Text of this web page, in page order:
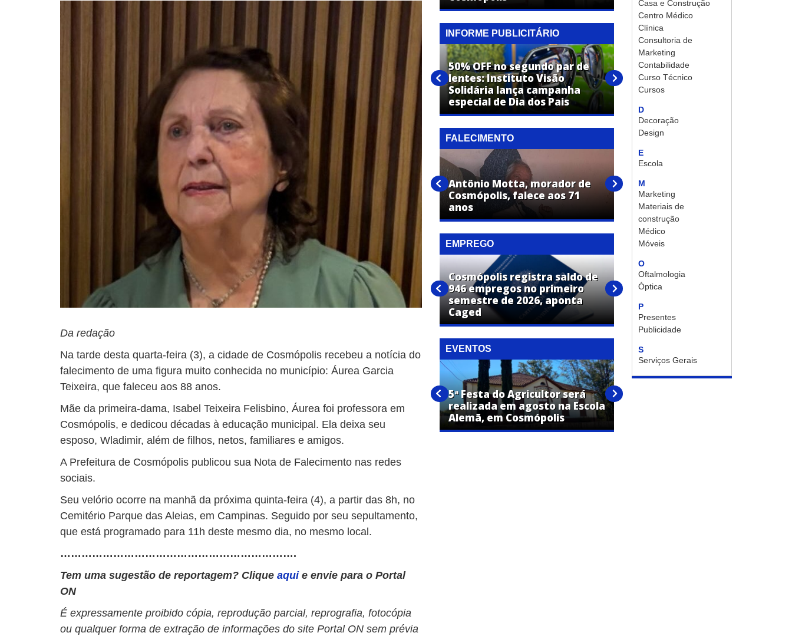
Da redação
Na tarde desta quarta-feira (3), a cidade de Cosmópolis recebeu a notícia do
falecimento de uma figura muito conhecida no município: Áurea Garcia
Teixeira, que faleceu aos 88 anos.
Mãe da primeira-dama, Isabel Teixeira Felisbino, Áurea foi professora em
Cosmópolis, e dedicou décadas à educação municipal. Ela deixa seu
esposo, Wladimir, além de filhos, netos, familiares e amigos.
A Prefeitura de Cosmópolis publicou sua Nota de Falecimento nas redes
sociais.
Seu velório ocorre na manhã da próxima quinta-feira (4), a partir das 8h, no
Cemitério Parque das Aleias, em Campinas. Seguido por seu sepultamento,
que está programado para 11h deste mesmo dia, no mesmo local.
………………………………………………………….
Tem uma sugestão de reportagem? Clique aqui e envie para o Portal
ON
É expressamente proibido cópia, reprodução parcial, reprografia, fotocópia
ou qualquer forma de extração de informações do site Portal ON sem prévia
Casa e Construção
Centro Médico
Clínica
Consultoria de
Marketing
Contabilidade
Curso Técnico
Cursos
D
Decoração
Design
E
Escola
M
Marketing
Materiais de
construção
Médico
Móveis
O
Oftalmologia
Óptica
P
Presentes
Publicidade
S
Serviços Gerais
INFORME PUBLICITÁRIO
Dra. Nayara Belmonte:
Estética com naturalidade,
segurança e excelência
50% OFF no segundo par de
lentes: Instituto Visão
Solidária lança campanha
especial de Dia dos Pais
Physius Bodybuilding: a
academia ideal para você
FALECIMENTO
Aparecida Polaki de Andrade,
de Cosmópolis, falece aos 86
anos
Antônio Motta, morador de
Cosmópolis, falece aos 71
anos
Janecleide Caetano da Silva,
moradora de Cosmópolis,
falece aos 46 anos
EMPREGO
Cosmópolis abre inscrições
para concurso público com
vagas em 36 cargos
Cosmópolis registra saldo de
946 empregos no primeiro
semestre de 2026, aponta
Caged
Via Campos Transportes está
com vagas abertas para
diversos setores
EVENTOS
Sicredi inaugura agência no
Centro de Cosmópolis
5ª Festa do Agricultor será
realizada em agosto na Escola
Alemã, em Cosmópolis
Expo Artur confirma shows de